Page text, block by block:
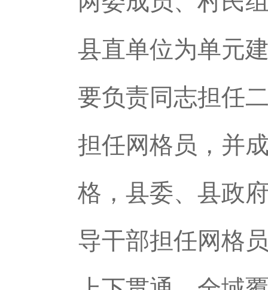
县直单位为单元
要负责同志担任
担任网格员，并
格，县委、县政
导干部担任网格